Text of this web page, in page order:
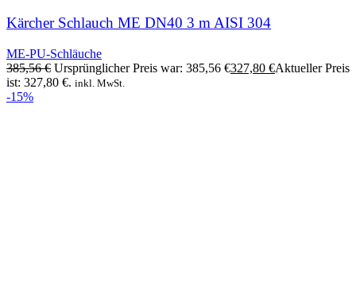
Kärcher Schlauch ME DN40 3 m AISI 304
ME-PU-Schläuche
385,56€ Ursprünglicher Preis war: 385,56 €327,80 €Aktueller Preis
ist: 327,80 €. inkl. MwSt.
-15%